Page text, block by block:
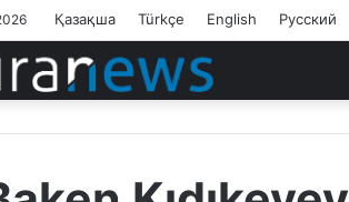
Қазақша Türkçe English Русский